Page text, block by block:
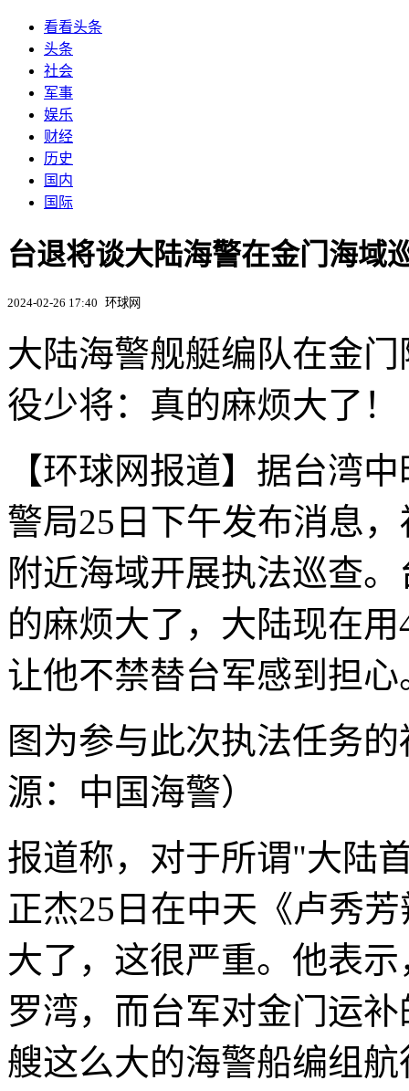
看看头条
头条
社会
军事
娱乐
财经
历史
国内
国际
台退将谈大陆海警在金门海域
2024-02-26 17:40 环球网
大陆海警舰艇编队在金
役少将：真的麻烦大了！
【环球网报道】据台湾
警局25日下午发布消息
附近海域开展执法巡查
的麻烦大了，大陆现在
让他不禁替台军感到担心
图为参与此次执法任务
源：中国海警）
报道称，对于所谓"大陆
正杰25日在中天《卢秀
大了，这很严重。他表
罗湾，而台军对金门运
艘这么大的海警船编组